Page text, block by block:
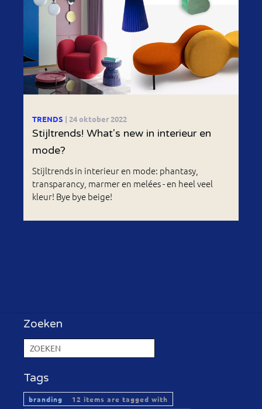
TRENDS | 24 oktober 2022
Stijltrends! What's new in interieur en
mode?
Stijltrends in interieur en mode: phantasy,
transparancy, marmer en melées - en heel veel
kleur! Bye bye beige!
Zoeken
Tags
branding
12 items are tagged with